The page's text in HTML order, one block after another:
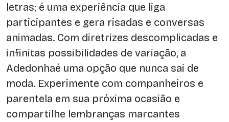
letras; é uma experiência que liga
participantes e gera risadas e conversas
animadas. Com diretrizes descomplicadas e
infinitas possibilidades de variação, a
Adedonhaé uma opção que nunca sai de
moda. Experimente com companheiros e
parentela em sua próxima ocasião e
compartilhe lembranças marcantes